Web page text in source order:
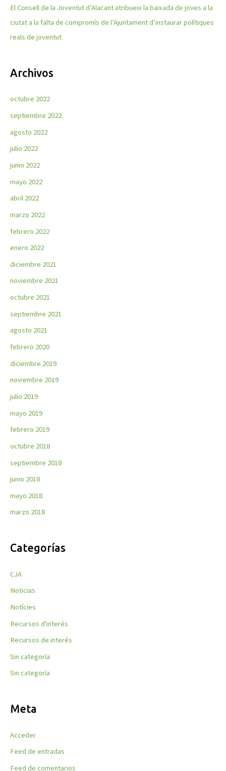
El Consell de la Joventut d’Alacant atribueix la baixada de joves a la
ciutat a la falta de compromís de l’Ajuntament d’instaurar polítiques
reals de joventut
Archivos
octubre 2022
septiembre 2022
agosto 2022
julio 2022
junio 2022
mayo 2022
abril 2022
marzo 2022
febrero 2022
enero 2022
diciembre 2021
noviembre 2021
octubre 2021
septiembre 2021
agosto 2021
febrero 2020
diciembre 2019
noviembre 2019
julio 2019
mayo 2019
febrero 2019
octubre 2018
septiembre 2018
junio 2018
mayo 2018
marzo 2018
Categorías
CJA
Noticias
Notícies
Recursos d'interés
Recursos de interés
Sin categoría
Sin categoría
Meta
Acceder
Feed de entradas
Feed de comentarios